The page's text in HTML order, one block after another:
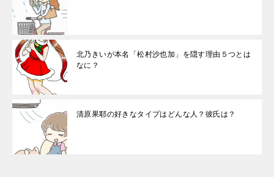
北乃きいが本名「松村沙也加」を隠す理由５つとは
なに？
清原果耶の好きなタイプはどんな人？彼氏は？